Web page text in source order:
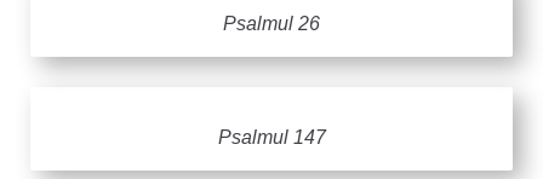
Psalmul 26
Psalmul 147